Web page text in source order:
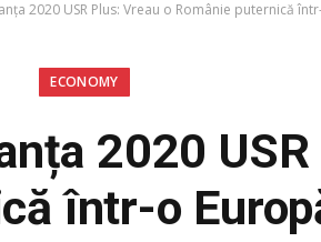
2020 USR Plus: Vreau o Românie puternică
ECONOMY
2020
într-o